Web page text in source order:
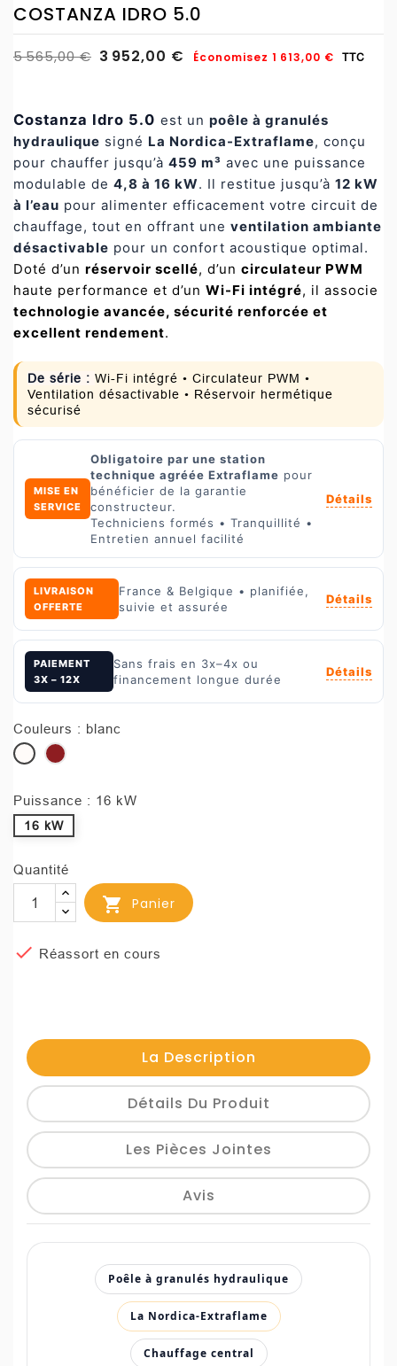
COSTANZA IDRO 5.0
5 565,00 € 3 952,00 € Économisez 1 613,00 € TTC
Costanza Idro 5.0 est un poêle à granulés
hydraulique signé La Nordica-Extraflame, conçu
pour chauffer jusqu’à 459 m³ avec une puissance
modulable de 4,8 à 16 kW. Il restitue jusqu’à 12 kW
à l’eau pour alimenter efficacement votre circuit de
chauffage, tout en offrant une ventilation ambiante
désactivable pour un confort acoustique optimal.
Doté d’un réservoir scellé, d’un circulateur PWM
haute performance et d’un Wi-Fi intégré, il associe
technologie avancée, sécurité renforcée et
excellent rendement.
De série : Wi-Fi intégré • Circulateur PWM •
Ventilation désactivable • Réservoir hermétique
sécurisé
MISE EN
SERVICE
Obligatoire par une station
technique agréée Extraflame pour
bénéficier de la garantie
constructeur.
Techniciens formés • Tranquillité •
Entretien annuel facilité
Détails
LIVRAISON
OFFERTE
France & Belgique • planifiée,
suivie et assurée
Détails
PAIEMENT
3X – 12X
Sans frais en 3x–4x ou
financement longue durée
Détails
Couleurs : blanc
blancbordeaux
Puissance : 16 kW
16 kW
Quantité
 Panier
 Réassort en cours
La Description
Détails Du Produit
Les Pièces Jointes
Avis
Poêle à granulés hydraulique
La Nordica-Extraflame
Chauffage central